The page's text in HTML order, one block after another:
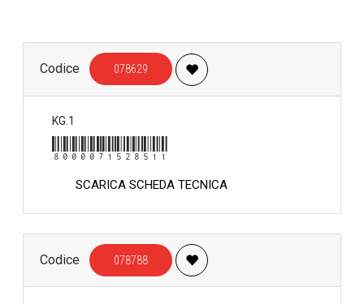
Codice 078629
KG.1
8000071528511
SCARICA SCHEDA TECNICA
Codice 078788